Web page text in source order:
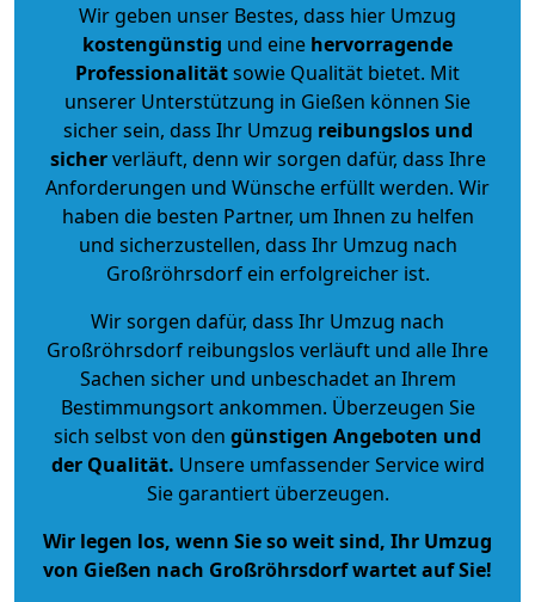
Wir geben unser Bestes, dass hier Umzug
kostengünstig und eine hervorragende
Professionalitätsowie Qualität bietet. Mit
unserer Unterstützung in Gießen können Sie
sicher sein, dass Ihr Umzug reibungslos und
sicherverläuft, denn wir sorgen dafür, dass Ihre
Anforderungen und Wünsche erfüllt werden. Wir
haben die besten Partner, um Ihnen zu helfen
und sicherzustellen, dass Ihr Umzug nach
Großröhrsdorf ein erfolgreicher ist.
Wir sorgen dafür, dass Ihr Umzug nach
Großröhrsdorf reibungslos verläuft und alle Ihre
Sachen sicher und unbeschadet an Ihrem
Bestimmungsort ankommen. Überzeugen Sie
sich selbst von den günstigen Angeboten und
der Qualität. Unsere umfassender Service wird
Sie garantiert überzeugen.
Wir legen los, wenn Sie so weit sind, Ihr Umzug
von Gießen nach Großröhrsdorf wartet auf Sie!